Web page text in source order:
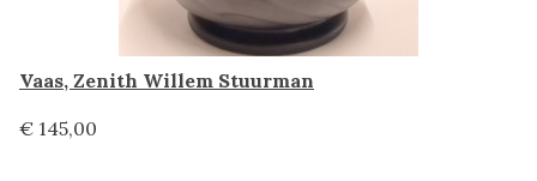
Vaas, Zenith Willem Stuurman
€ 145,00